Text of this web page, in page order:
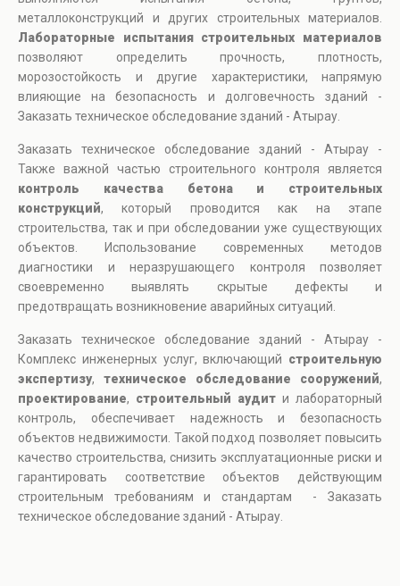
металлоконструкций и других строительных материалов.
Лабораторные испытания строительных материалов
позволяют определить прочность, плотность,
морозостойкость и другие характеристики, напрямую
влияющие на безопасность и долговечность зданий -
Заказать техническое обследование зданий - Атырау.
Заказать техническое обследование зданий - Атырау -
Также важной частью строительного контроля является
контроль качества бетона и строительных
конструкций, который проводится как на этапе
строительства, так и при обследовании уже существующих
объектов. Использование современных методов
диагностики и неразрушающего контроля позволяет
своевременно выявлять скрытые дефекты и
предотвращать возникновение аварийных ситуаций.
Заказать техническое обследование зданий - Атырау -
Комплекс инженерных услуг, включающий строительную
экспертизу, техническое обследование сооружений,
проектирование, строительный аудит и лабораторный
контроль, обеспечивает надежность и безопасность
объектов недвижимости. Такой подход позволяет повысить
качество строительства, снизить эксплуатационные риски и
гарантировать соответствие объектов действующим
строительным требованиям и стандартам - Заказать
техническое обследование зданий - Атырау.